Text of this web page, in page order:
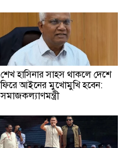
শেখ হাসিনার সাহস থাকলে দেশে
ফিরে আইনের মুখোমুখি হবেন:
সমাজকল্যাণমন্ত্রী